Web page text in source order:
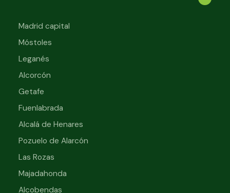
Madrid capital
Móstoles
Leganés
Alcorcón
Getafe
Fuenlabrada
Alcalá de Henares
Pozuelo de Alarcón
Las Rozas
Majadahonda
Alcobendas